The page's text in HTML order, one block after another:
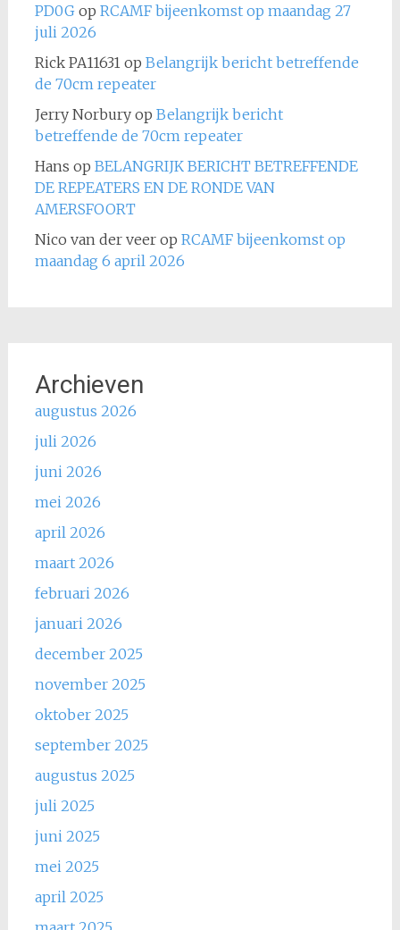
PD0Gop RCAMF bijeenkomst op maandag 27
juli 2026
Rick PA11631 op Belangrijk bericht betreffende
de 70cm repeater
Jerry Norburyop Belangrijk bericht
betreffende de 70cm repeater
Hans op BELANGRIJK BERICHT BETREFFENDE
DE REPEATERS EN DE RONDE VAN
AMERSFOORT
Nico van der veerop RCAMF bijeenkomst op
maandag 6 april 2026
Archieven
augustus 2026
juli 2026
juni 2026
mei 2026
april 2026
maart 2026
februari 2026
januari 2026
december 2025
november 2025
oktober 2025
september 2025
augustus 2025
juli 2025
juni 2025
mei 2025
april 2025